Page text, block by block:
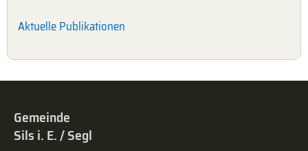
Aktuelle Publikationen
Gemeinde
Sils i. E. / Segl